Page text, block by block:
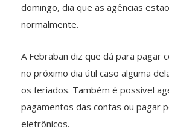
domingo, dia que as agências
normalmente.
A Febraban diz que dá para pagar
no próximo dia útil caso alguma
os feriados. Também é possível
pagamentos das contas ou pagar
eletrônicos.